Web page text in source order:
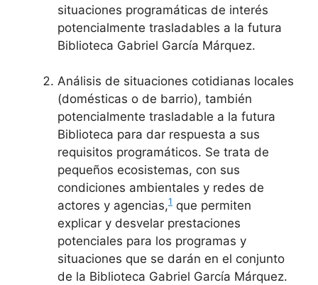
situaciones programáticas de interés
potencialmente trasladables a la futura
Biblioteca Gabriel García Márquez.
Análisis de situaciones cotidianas locales
(domésticas o de barrio), también
potencialmente trasladable a la futura
Biblioteca para dar respuesta a sus
requisitos programáticos. Se trata de
pequeños ecosistemas, con sus
condiciones ambientales y redes de
actores y agencias,1 que permiten
explicar y desvelar prestaciones
potenciales para los programas y
situaciones que se darán en el conjunto
de la Biblioteca Gabriel García Márquez.